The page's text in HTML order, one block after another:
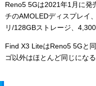
Reno5 5Gは2021年1月に発
チのAMOLEDディスプレイ
リ/128GBストレージ、
Find X3 LiteはReno5 5Gと
ゴ以外はほとんど同じになる